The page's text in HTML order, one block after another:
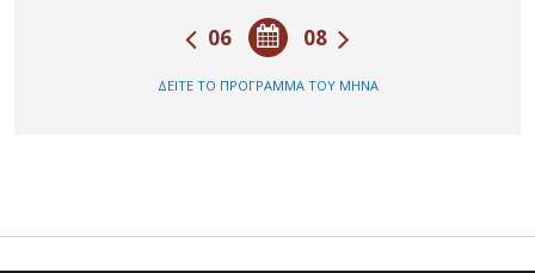
08
06
ΔΕΙΤΕ ΤΟ ΠΡΟΓΡΑΜΜΑ ΤΟΥ ΜΗΝΑ